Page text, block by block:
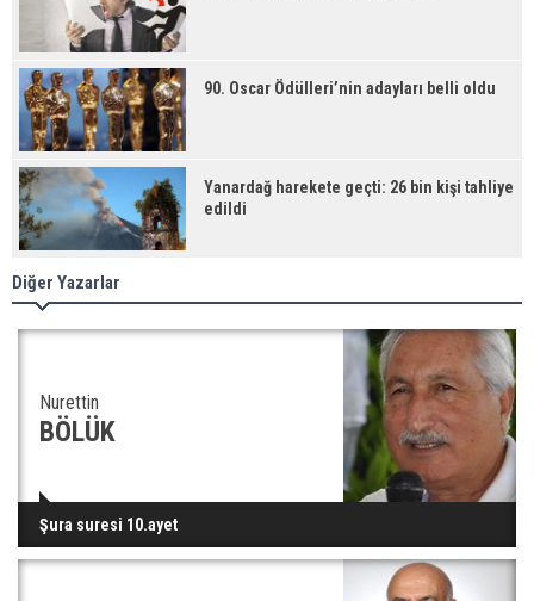
90. Oscar Ödülleri’nin adayları belli oldu
Yanardağ harekete geçti: 26 bin kişi tahliye
edildi
Diğer Yazarlar
Nurettin
BÖLÜK
Şura suresi 10.ayet